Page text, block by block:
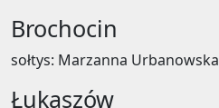
Brochocin
sołtys: Marzanna Urbanowska
Łukaszów